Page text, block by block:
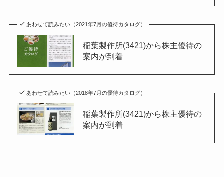
あわせて読みたい（2021年7月の優待カタログ）
稲葉製作所(3421)から株主優待の
案内が到着
あわせて読みたい（2018年7月の優待カタログ）
稲葉製作所(3421)から株主優待の
案内が到着